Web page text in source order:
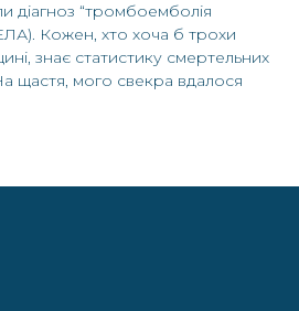
діагноз “тромбоемболія
Кожен, хто хоча б трохи
знає статистику смертельних
щастя, мого свекра вдалося